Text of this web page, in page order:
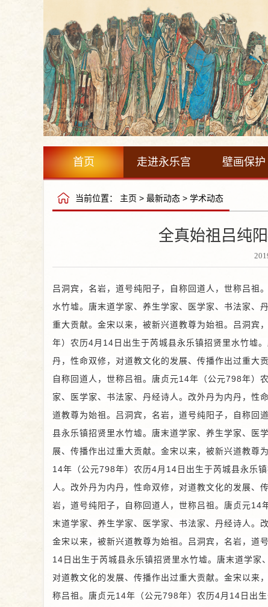
首页 走进永乐宫 壁画保护
当前位置： 主页 > 最新动态 > 学术动态
全真始祖吕纯
吕洞宾，名岩，道号纯阳子，自称回道人，世称吕祖
水竹墟。唐末道学家、养生学家、医学家、书法家、
重大贡献。金宋以来，被新兴道教尊为始祖。 吕洞宾
年）农历4月14日出生于芮城县永乐镇招贤里水竹墟
丹，性命双修，对道教文化的发展、传播作出过重大
自称回道人，世称吕祖。唐贞元14年（公元798年）
家、医学家、书法家、丹经诗人。改外丹为内丹，性
道教尊为始祖。 吕洞宾，名岩，道号纯阳子，自称回
县永乐镇招贤里水竹墟。唐末道学家、养生学家、医
展、传播作出过重大贡献。金宋以来，被新兴道教尊为
14年（公元798年）农历4月14日出生于芮城县永乐
人。改外丹为内丹，性命双修，对道教文化的发展、
岩，道号纯阳子，自称回道人，世称吕祖。唐贞元
末道学家、养生学家、医学家、书法家、丹经诗人。
金宋以来，被新兴道教尊为始祖。 吕洞宾，名岩，道
14日出生于芮城县永乐镇招贤里水竹墟。唐末道学家
对道教文化的发展、传播作出过重大贡献。金宋以来
称吕祖。唐贞元14年（公元798年）农历4月14日出